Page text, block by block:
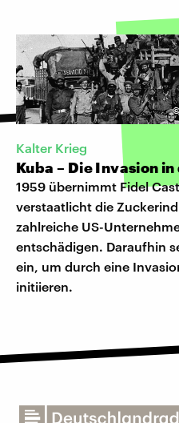
Kalter Krieg
Kuba – Die Invasion
1959 übernimmt Fidel
verstaatlicht die
zahlreiche US-
entschädigen. Daraufhin
ein, um durch eine
initiieren.